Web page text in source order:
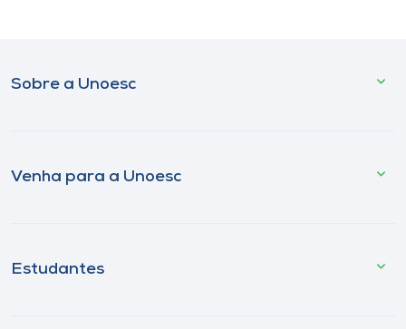
Sobre a Unoesc
Venha para a Unoesc
Estudantes